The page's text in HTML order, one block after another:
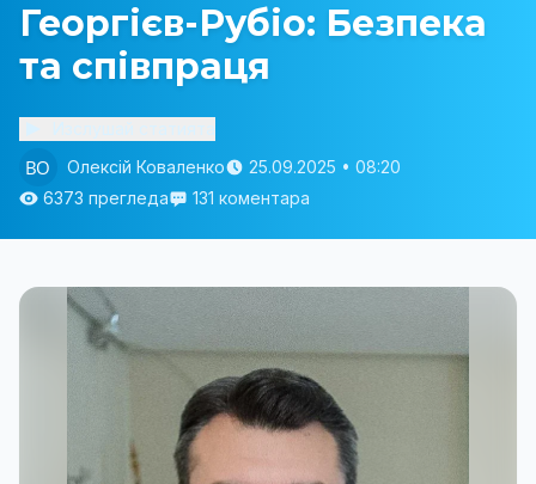
Георгієв-Рубіо: Безпека
та співпраця
Олексій Коваленко
25.09.2025 • 08:20
6373 прегледа
131 коментара